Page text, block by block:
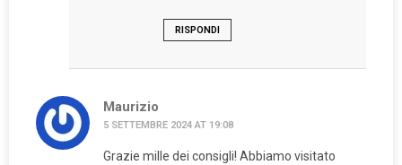
RISPONDI
Maurizio
5 SETTEMBRE 2024 AT 19:08
Grazie mille dei consigli! Abbiamo visitato